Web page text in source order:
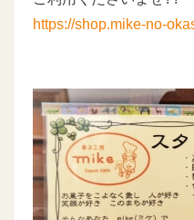
https://shop.mike-no-